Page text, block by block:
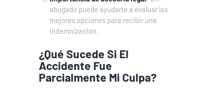
abogado puede ayudarte a evaluar las
mejores opciones para recibir una
indemnización.
¿Qué Sucede Si El
Accidente Fue
Parcialmente Mi Culpa?